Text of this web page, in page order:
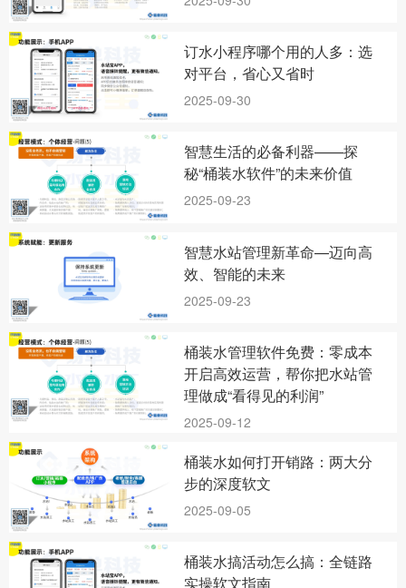
订水小程序哪个用的人多：选
对平台，省心又省时
2025-09-30
智慧生活的必备利器——探
秘“桶装水软件”的未来价值
2025-09-23
智慧水站管理新革命—迈向高
效、智能的未来
2025-09-23
桶装水管理软件免费：零成本
开启高效运营，帮你把水站管
理做成“看得见的利润”
2025-09-12
桶装水如何打开销路：两大分
步的深度软文
2025-09-05
桶装水搞活动怎么搞：全链路
实操软文指南